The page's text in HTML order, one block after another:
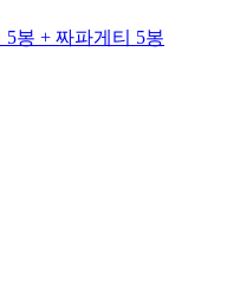
봉 + 짜파게티 5봉